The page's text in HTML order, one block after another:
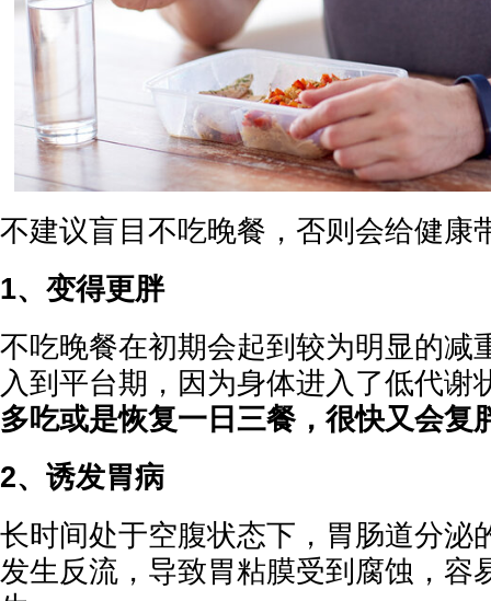
不建议盲目不吃晚餐，否则会给健康
1、变得更胖
不吃晚餐在初期会起到较为明显的减
入到平台期，因为身体进入了低代谢
多吃或是恢复一日三餐，很快又会复
2、诱发胃病
长时间处于空腹状态下，胃肠道分泌
发生反流，导致胃粘膜受到腐蚀，容